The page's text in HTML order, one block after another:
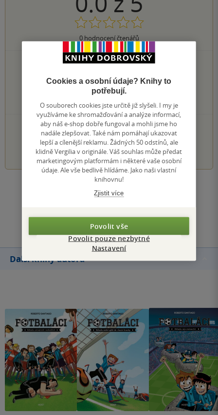
0hodnocení čtenářů
0×
5 hvězdiček
0×
3 hvězdičky
0×
2 hvězdičky
0×
1 hvezdička
PŘIDEJTE SVÉ HODNOCENÍ KNIHY
1 2 3 4 5
Zobrazit všechna hodnocení
Přidat hodnocení
Další knihy autora
Cookies a osobní údaje? Knihy to
potřebují.
O souborech cookies jste určitě již slyšeli. I my je
využíváme ke shromažďování a analýze informací,
aby náš e-shop dobře fungoval a mohli jsme ho
nadále zlepšovat. Také nám pomáhají ukazovat
lepší a cílenější reklamu. Žádných 50 odstínů, ale
klidně Vergilia v originále. Váš souhlas může předat
marketingovým platformám i některé vaše osobní
údaje. Ale vše bedlivě hlídáme. Jako naši vlastní
knihovnu!
Zjistit více
Povolit vše
Povolit pouze nezbytné
Nastavení